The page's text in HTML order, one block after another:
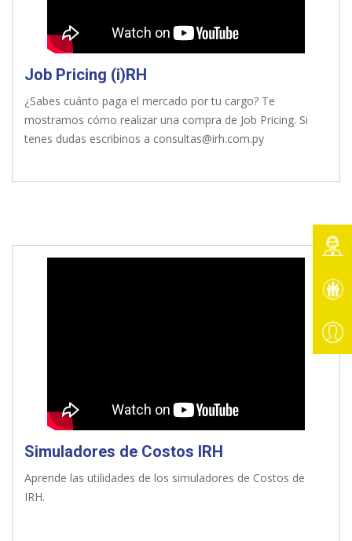
Job Pricing (i)RH
¿Sabes cuánto paga el mercado por tu cargo? Te
mostramos cómo realizar una compra de Job Pricing. Si
tenes dudas escribinos a consultas@irh.com.py
Simuladores de Costos IRH
Aprende las utilidades de los simuladores de Costos de
IRH.